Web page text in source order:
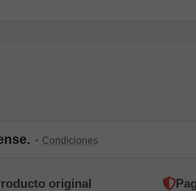
· Condiciones
original